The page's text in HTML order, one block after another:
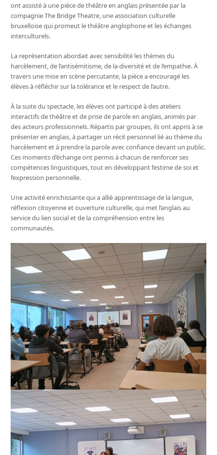
ont assisté à une pièce de théâtre en anglais présentée par la
compagnie The Bridge Theatre, une association culturelle
bruxelloise qui promeut le théâtre anglophone et les échanges
interculturels.
La représentation abordait avec sensibilité les thèmes du
harcèlement, de l’antisémitisme, de la diversité et de l’empathie. À
travers une mise en scène percutante, la pièce a encouragé les
élèves à réfléchir sur la tolérance et le respect de l’autre.
À la suite du spectacle, les élèves ont participé à des ateliers
interactifs de théâtre et de prise de parole en anglais, animés par
des acteurs professionnels. Répartis par groupes, ils ont appris à se
présenter en anglais, à partager un récit personnel lié au thème du
harcèlement et à prendre la parole avec confiance devant un public.
Ces moments d’échange ont permis à chacun de renforcer ses
compétences linguistiques, tout en développant l’estime de soi et
l’expression personnelle.
Une activité enrichissante qui a allié apprentissage de la langue,
réflexion citoyenne et ouverture culturelle, qui met l’anglais au
service du lien social et de la compréhension entre les
communautés.